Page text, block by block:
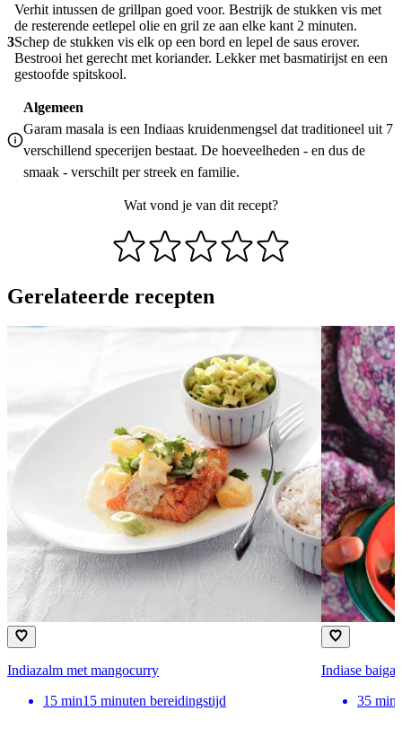
3
Verhit intussen de grillpan goed voor. Bestrijk de stukken vis met
de resterende eetlepel olie en gril ze aan elke kant 2 minuten.
Schep de stukken vis elk op een bord en lepel de saus erover.
Bestrooi het gerecht met koriander. Lekker met basmatirijst en een
gestoofde spitskool.
Algemeen
Garam masala is een Indiaas kruidenmengsel dat traditioneel uit 7
verschillend specerijen bestaat. De hoeveelheden - en dus de
smaak - verschilt per streek en familie.
Wat vond je van dit recept?
Gerelateerde recepten
Indiazalm met mangocurry
15 min15 minuten bereidingstijd
Indiase
35 min